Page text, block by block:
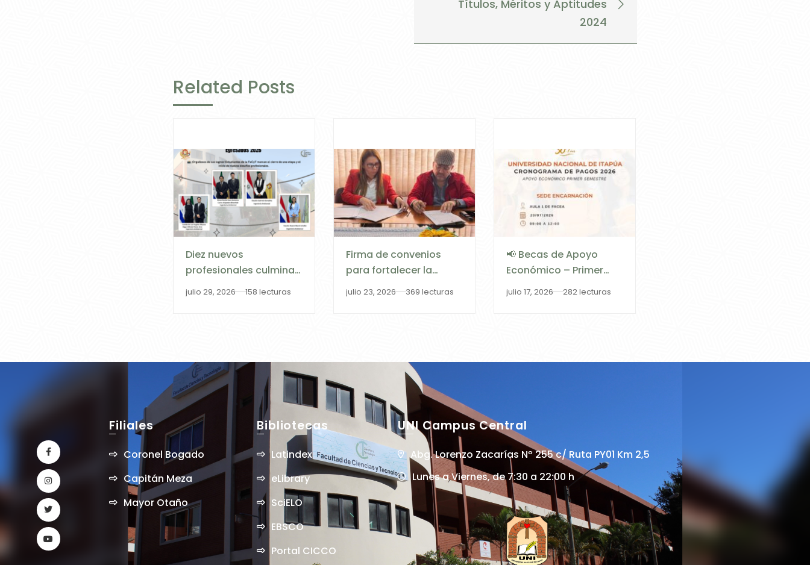
Títulos, Méritos y Aptitudes
2024
Related Posts
Diez nuevos
profesionales culminan
su formación en la
julio 29, 2026 158 lecturas
Firma de convenios
para fortalecer la
gobernanza digital
julio 23, 2026 369 lecturas
📢 Becas de Apoyo
Económico – Primer
Semestre 2026
julio 17, 2026 282 lecturas
Filiales
Coronel Bogado
Capitán Meza
Mayor Otaño
Bibliotecas
Latindex
eLibrary
SciELO
EBSCO
Portal CICCO
UNI Campus Central
Abg. Lorenzo Zacarías Nº 255 c/ Ruta PY01 Km 2,5
Lunes a Viernes, de 7:30 a 22:00 h